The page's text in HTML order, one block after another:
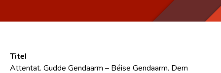
Erweiterte Suche
CNL
Titel
Attentat. Gudde Gendaarm – Béise Gendaarm. Dem